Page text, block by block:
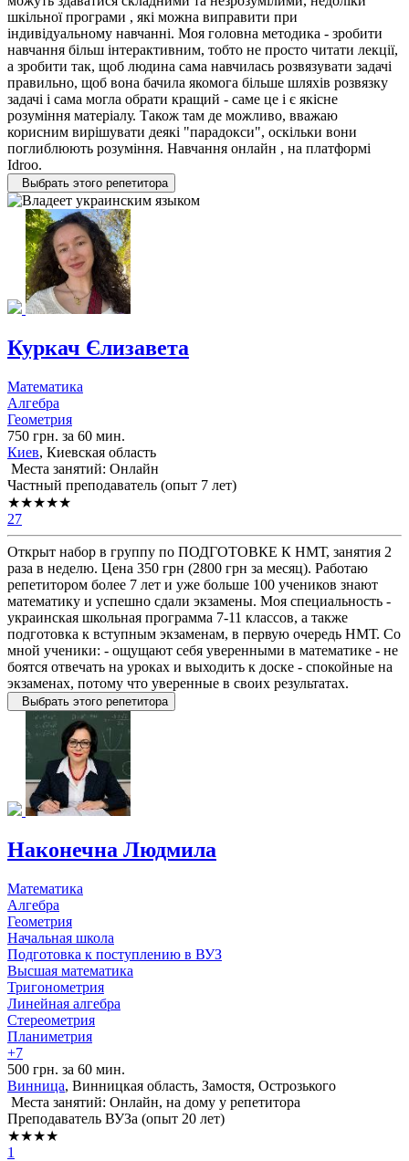
шкільної програми , які можна виправити при
індивідуальному навчанні. Моя головна методика - зробити
навчання більш інтерактивним, тобто не просто читати лекції,
а зробити так, щоб людина сама навчилась розвязувати задачі
правильно, щоб вона бачила якомога більше шляхів розвязку
задачі і сама могла обрати кращий - саме це і є якісне
розуміння матеріалу. Також там де можливо, вважаю
корисним вирішувати деякі "парадокси", оскільки вони
поглиблюють розуміння. Навчання онлайн , на платформі
Idroo.
Выбрать этого репетитора
Куркач Єлизавета
Математика
Алгебра
Геометрия
750 грн. за 60 мин.
Киев, Киевская область
Места занятий: Онлайн
Частный преподаватель (опыт 7 лет)
★★★★★
27
Открыт набор в группу по ПОДГОТОВКЕ К НМТ, занятия 2
раза в неделю. Цена 350 грн (2800 грн за месяц). Работаю
репетитором более 7 лет и уже больше 100 учеников знают
математику и успешно сдали экзамены. Моя специальность -
украинская школьная программа 7-11 классов, а также
подготовка к вступным экзаменам, в первую очередь НМТ. Со
мной ученики: - ощущают себя уверенными в математике - не
боятся отвечать на уроках и выходить к доске - спокойные на
экзаменах, потому что уверенные в своих результатах.
Выбрать этого репетитора
Наконечна Людмила
Математика
Алгебра
Геометрия
Начальная школа
Подготовка к поступлению в ВУЗ
Высшая математика
Тригонометрия
Линейная алгебра
Стереометрия
Планиметрия
+7
500 грн. за 60 мин.
Винница, Винницкая область, Замостя, Острозького
Места занятий: Онлайн, на дому у репетитора
Преподаватель ВУЗа (опыт 20 лет)
★★★★
1